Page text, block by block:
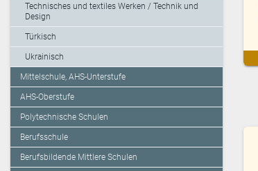
Technisches und textiles Werken / Technik und
Design
Türkisch
Ukrainisch
Mittelschule, AHS-Unterstufe
AHS-Oberstufe
Polytechnische Schulen
Berufsschule
Berufsbildende Mittlere Schulen